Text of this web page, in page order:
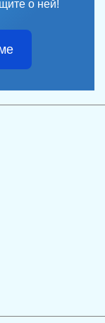
о ней!